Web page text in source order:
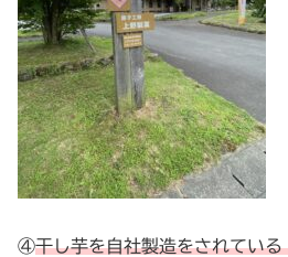
④干し芋を自社製造をされてい